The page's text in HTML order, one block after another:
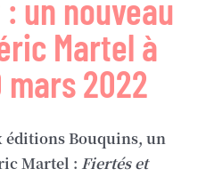
un nouveau
Martel à
2022
éditions Bouquins, un
Martel : Fiertés et